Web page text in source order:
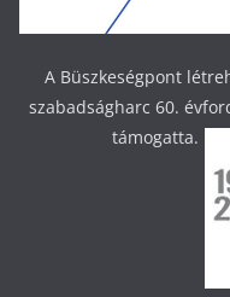
A Büszkeségpont
szabadságharc 60.
támogatta.